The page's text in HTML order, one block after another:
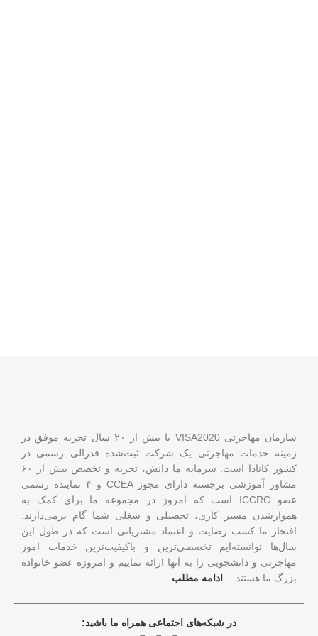
سازمان مهاجرتی VISA2020 با بیش از ۲۰ سال تجربه موفق در
زمینه خدمات مهاجرتی یک شرکت ثبت‌شده فدرالی رسمی در
کشور کانادا است. سرمایه ما دانش، تجربه و تخصص بیش از ۶۰
مشاور آموزشی برجسته دارای مجوز CCEA و ۴ نماینده رسمی
عضو ICCRC است که امروز در مجموعه ما برای کمک به
هموارشدن مسیر کاری، تحصیلی و شغلی شما گام برمی‌دارند.
افتخار ما کسب رضایت و اعتماد مشتریانی است که در طول این
سال‌ها توانسته‌ایم تخصصی‌ترین و باکیفیت‌ترین خدمات امور
مهاجرتی و دانشجویی را به آنها ارائه نماییم و امروزه عضو خانواده
بزرگ ما هستند… ادامه مطلب
در شبکه‌های اجتماعی همراه ما باشید: